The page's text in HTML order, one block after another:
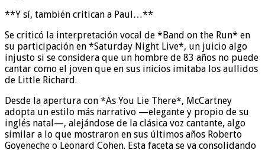
**Y sí, también critican a Paul…**
Se criticó la interpretación vocal de *Band on the Run* en
su participación en *Saturday Night Live*, un juicio algo
injusto si se considera que un hombre de 83 años no puede
cantar como el joven que en sus inicios imitaba los aullidos
de Little Richard.
Desde la apertura con *As You Lie There*, McCartney
adopta un estilo más narrativo —elegante y propio de su
inglés natal—, alejándose de la clásica voz cantante, algo
similar a lo que mostraron en sus últimos años Roberto
Goyeneche o Leonard Cohen. Esta faceta se va consolidando